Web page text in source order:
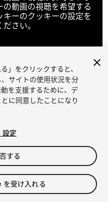
動画の視聴を希望する
ーのクッキーの設定を
さい。
設定
」をクリックすると、
サイトの使用状況を分
を支援するために、デ
に同意したことになり
定
する
受け入れる